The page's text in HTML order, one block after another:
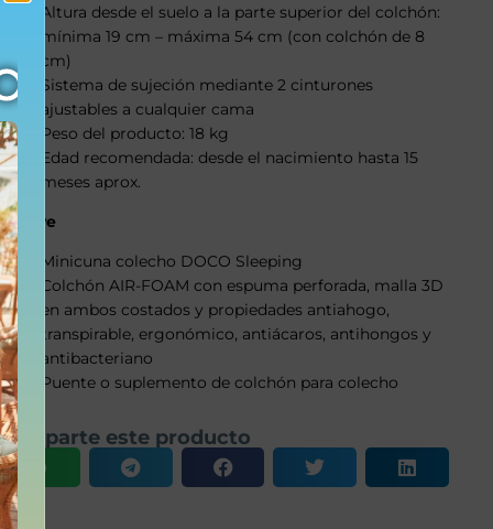
Altura desde el suelo a la parte superior del colchón:
mínima 19 cm – máxima 54 cm (con colchón de 8
cm)
Sistema de sujeción mediante 2 cinturones
ajustables a cualquier cama
Peso del producto: 18 kg
Edad recomendada: desde el nacimiento hasta 15
meses aprox.
Minicuna colecho DOCO Sleeping
Colchón AIR-FOAM con espuma perforada, malla 3D
en ambos costados y propiedades antiahogo,
transpirable, ergonómico, antiácaros, antihongos y
antibacteriano
Puente o suplemento de colchón para colecho
este producto